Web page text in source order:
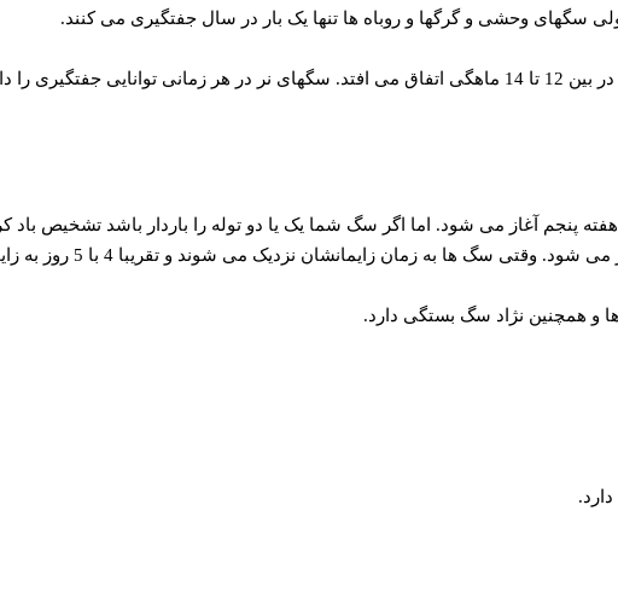
سگ های نر بعد از شش ماهگی می توانند بارور کنند، ولی بلوغ کامل آنها در بین 12 تا 14 ماهگی اتفاق می
نزدیک می شوند و تقریبا 4 با 5 روز به زایمانشان مانده است دیگر در سینه های آنها شیر می آید.